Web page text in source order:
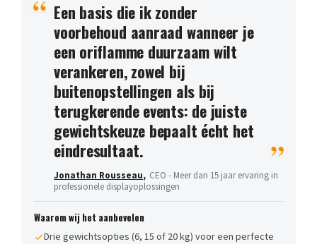
Een basis die ik zonder
voorbehoud aanraad wanneer je
een oriflamme duurzaam wilt
verankeren, zowel bij
buitenopstellingen als bij
terugkerende events: de juiste
gewichtskeuze bepaalt écht het
eindresultaat.
Jonathan Rousseau, CEO - Meer dan 15 jaar ervaring in
professionele displayoplossingen
Waarom wij het aanbevelen
Drie gewichtsopties (6, 15 of 20 kg) voor een perfecte